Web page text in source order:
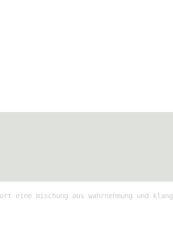
eine mischung aus wahrnehmung und klang